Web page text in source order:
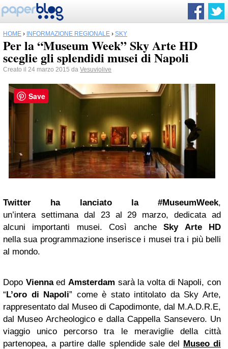
HOME › INFORMAZIONE REGIONALE › SKY
Per la “Museum Week” Sky Arte HD
sceglie gli splendidi musei di Napoli
Creato il 24 marzo 2015 da Vesuviolive
Twitter ha lanciato la #MuseumWeek,
un’intera settimana dal 23 al 29 marzo, dedicata ad
alcuni importanti musei. Così ancheSky Arte HD
nella sua programmazione inserisce i musei tra i più belli
al mondo.
Dopo Viennaed Amsterdam sarà la volta di Napoli, con
“L’oro di Napoli” come è stato intitolato da Sky Arte,
rappresentato dal Museo di Capodimonte, dal M.A.D.R.E,
dal Museo Archeologico e dalla Cappella Sansevero. Un
viaggio unico percorso tra le meraviglie della città
partenopea, a partire dalle splendide sale del Museo di
Save